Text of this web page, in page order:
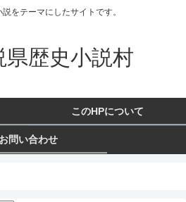
をテーマにしたサイトです。
県歴史小説村
このHPについて
お問い合わせ